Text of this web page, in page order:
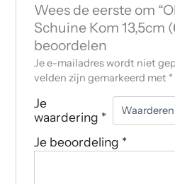
Wees de eerste om
Schuine Kom 13,5cm
beoordelen
Je e-mailadres wordt niet
velden zijn gemarkeerd met *
Je
waardering *
Je beoordeling *